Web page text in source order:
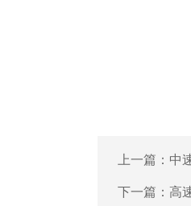
上一篇： 中
下一篇： 高